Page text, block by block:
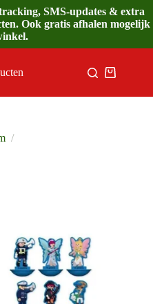
SMS-updates & extra
Ook gratis afhalen mogelijk
/